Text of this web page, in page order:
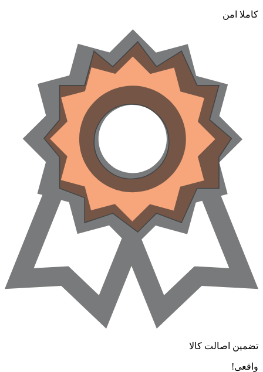
کاملا امن
تضمین اصالت کالا
واقعی!